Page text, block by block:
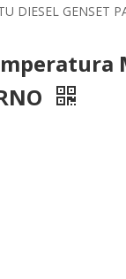
GENSET